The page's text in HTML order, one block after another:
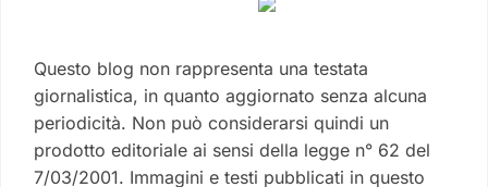
Questo blog non rappresenta una testata
giornalistica, in quanto aggiornato senza alcuna
periodicità. Non può considerarsi quindi un
prodotto editoriale ai sensi della legge n° 62 del
7/03/2001. Immagini e testi pubblicati in questo